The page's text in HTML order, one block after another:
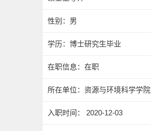
性别：男
学历：博士研究生毕业
在职信息：在职
所在单位：资源与环境科学学院
入职时间： 2020-12-03